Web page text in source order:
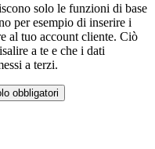
solo le funzioni di base
per esempio di inserire i
al tuo account cliente. Ciò
a te e che i dati
a terzi.
obbligatori